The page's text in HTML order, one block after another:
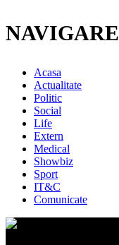
NAVIGARE
Acasa
Actualitate
Politic
Social
Life
Extern
Medical
Showbiz
Sport
IT&C
Comunicate